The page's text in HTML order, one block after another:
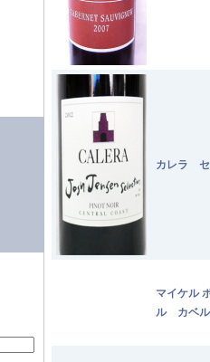
カレラ
マイケル
ル カベ